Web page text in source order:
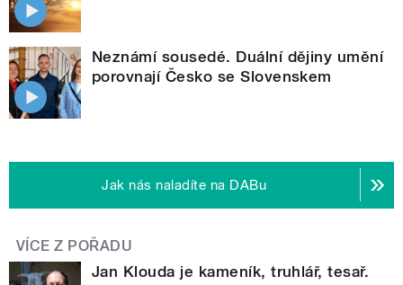
Neznámí sousedé. Duální dějiny umění
porovnají Česko se Slovenskem
Jak nás naladíte na DABu
VÍCE Z POŘADU
Jan Klouda je kameník, truhlář, tesař.